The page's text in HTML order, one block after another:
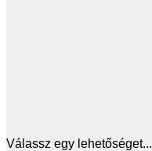
Válassz egy lehetőséget...